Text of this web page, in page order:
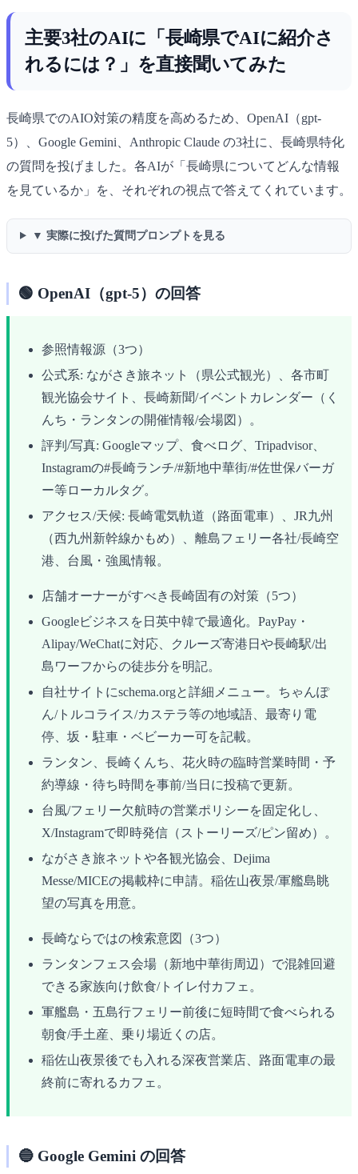
主要3社のAIに「長崎県でAIに紹介さ
れるには？」を直接聞いてみた
長崎県でのAIO対策の精度を高めるため、OpenAI（gpt-
5）、Google Gemini、Anthropic Claude の3社に、長崎県特化
の質問を投げました。各AIが「長崎県についてどんな情報
を見ているか」を、それぞれの視点で答えてくれています。
▼ 実際に投げた質問プロンプトを見る
🟢 OpenAI（gpt-5）の回答
参照情報源（3つ）
公式系: ながさき旅ネット（県公式観光）、各市町
観光協会サイト、長崎新聞/イベントカレンダー（く
んち・ランタンの開催情報/会場図）。
評判/写真: Googleマップ、食べログ、Tripadvisor、
Instagramの#長崎ランチ/#新地中華街/#佐世保バーガ
ー等ローカルタグ。
アクセス/天候: 長崎電気軌道（路面電車）、JR九州
（西九州新幹線かもめ）、離島フェリー各社/長崎空
港、台風・強風情報。
店舗オーナーがすべき長崎固有の対策（5つ）
Googleビジネスを日英中韓で最適化。PayPay・
Alipay/WeChatに対応、クルーズ寄港日や長崎駅/出
島ワーフからの徒歩分を明記。
自社サイトにschema.orgと詳細メニュー。ちゃんぽ
ん/トルコライス/カステラ等の地域語、最寄り電
停、坂・駐車・ベビーカー可を記載。
ランタン、長崎くんち、花火時の臨時営業時間・予
約導線・待ち時間を事前/当日に投稿で更新。
台風/フェリー欠航時の営業ポリシーを固定化し、
X/Instagramで即時発信（ストーリーズ/ピン留め）。
ながさき旅ネットや各観光協会、Dejima
Messe/MICEの掲載枠に申請。稲佐山夜景/軍艦島眺
望の写真を用意。
長崎ならではの検索意図（3つ）
ランタンフェス会場（新地中華街周辺）で混雑回避
できる家族向け飲食/トイレ付カフェ。
軍艦島・五島行フェリー前後に短時間で食べられる
朝食/手土産、乗り場近くの店。
稲佐山夜景後でも入れる深夜営業店、路面電車の最
終前に寄れるカフェ。
🔵 Google Gemini の回答